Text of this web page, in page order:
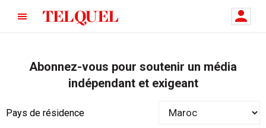
Abonnez-vous pour soutenir un média
indépendant et exigeant
Pays de résidence